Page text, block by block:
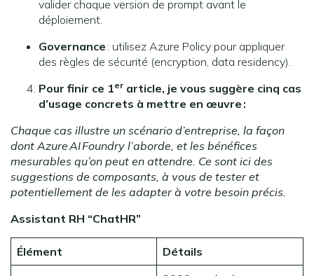
valider chaque version de prompt avant le
déploiement.
Governance : utilisez Azure Policy pour appliquer
des règles de sécurité (encryption, data residency).
Pour finir ce 1er article, je vous suggère cinq cas
d’usage concrets à mettre en œuvre :
Chaque cas illustre un scénario d’entreprise, la façon
dont AzureAIFoundry l’aborde, et les bénéfices
mesurables qu’on peut en attendre. Ce sont ici des
suggestions de composants, à vous de tester et
potentiellement de les adapter à votre besoin précis.
Assistant RH “ChatHR”
Élément
Détails